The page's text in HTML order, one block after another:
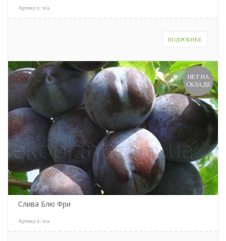
Артикул: n/a
ПОДРОБНЕЕ
НЕТ НА
СКЛАДЕ
Слива Блю Фри
Артикул: n/a